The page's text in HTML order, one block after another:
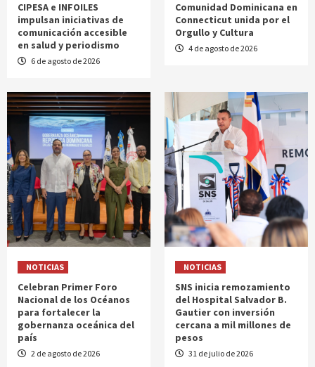
CIPESA e INFOILES
impulsan iniciativas de
comunicación accesible
en salud y periodismo
6 de agosto de 2026
Comunidad Dominicana en
Connecticut unida por el
Orgullo y Cultura
4 de agosto de 2026
NOTICIAS
Celebran Primer Foro
Nacional de los Océanos
para fortalecer la
gobernanza oceánica del
país
2 de agosto de 2026
NOTICIAS
SNS inicia remozamiento
del Hospital Salvador B.
Gautier con inversión
cercana a mil millones de
pesos
31 de julio de 2026